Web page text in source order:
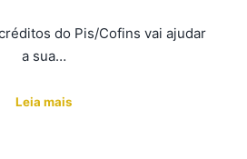
do Pis/Cofins vai ajudar
a sua…
Leia mais